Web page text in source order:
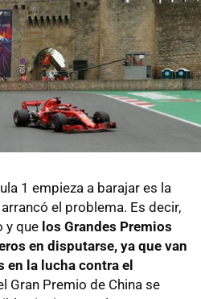
1 empieza a barajar es la
el problema. Es decir,
y que los Grandes Premios
en disputarse, ya que van
en la lucha contra el
Gran Premio de China se